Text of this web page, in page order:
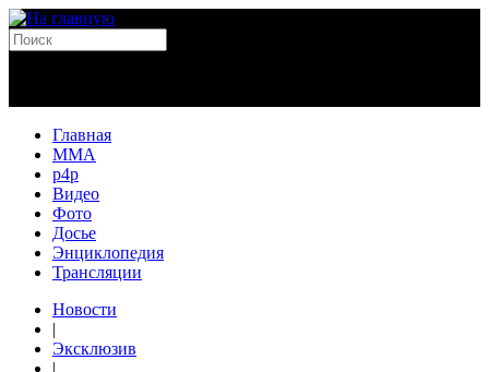
Главная
MMA
p4p
Видео
Фото
Досье
Энциклопедия
Трансляции
Новости
|
Эксклюзив
|